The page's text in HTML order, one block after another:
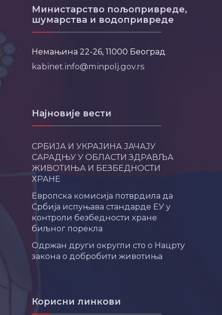
Министарство пољопривреде,
шумарства и водопривреде
Немањина 22-26, 11000 Београд
kabinet.info@minpolj.gov.rs
Најновије вести
СРБИЈА И УКРАЈИНА ЈАЧАЈУ
САРАДЊУ У ОБЛАСТИ ЗДРАВЉА
ЖИВОТИЊА И БЕЗБЕДНОСТИ
ХРАНЕ
Европска комисија потврдила да
Србија испуњава стандарде ЕУ у
контроли безбедности хране
биљног порекла
Одржан други округли сто о Нацрту
закона о добробити животиња
Корисни линкови